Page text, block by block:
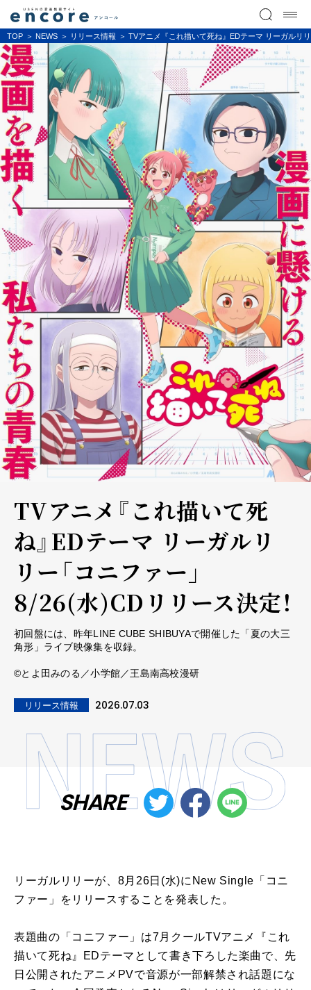
TOP NEWS リリース情報 TVアニメ『これ描いて死ね』EDテーマ リーガルリ
TVアニメ『これ描いて死
ね』EDテーマ リーガルリ
リー「コニファー」
8/26(水)CDリリース決定！
初回盤には、昨年LINE CUBE SHIBUYAで開催した「夏の大三
角形」ライブ映像集を収録。
©とよ田みのる／小学館／王島南高校漫研
リリース情報 2026.07.03
SHARE
リーガルリリーが、8月26日(水)にNew Single「コニ
ファー」をリリースすることを発表した。
表題曲の「コニファー」は7月クールTVアニメ『これ
描いて死ね』EDテーマとして書き下ろした楽曲で、先
日公開されたアニメPVで音源が一部解禁され話題にな